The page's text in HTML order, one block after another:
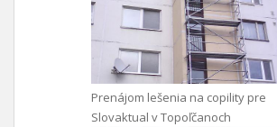
Prenájom lešenia na copility pre
Slovaktual v Topoľčanoch